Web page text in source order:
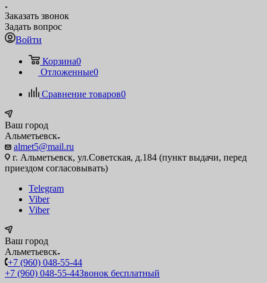
Заказать звонок
Задать вопрос
Войти
Корзина0
Отложенные0
Сравнение товаров0
Ваш город
Альметьевск
almet5@mail.ru
г. Альметьевск, ул.Советская, д.184 (пункт выдачи, перед
приездом согласовывать)
Telegram
Viber
Viber
Ваш город
Альметьевск
+7 (960) 048-55-44
+7 (960) 048-55-44Звонок бесплатный